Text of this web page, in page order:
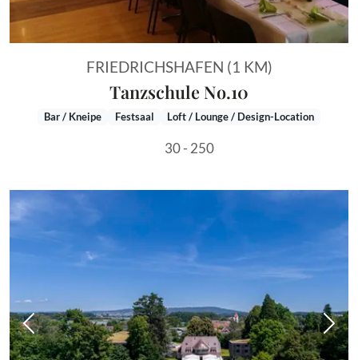
FRIEDRICHSHAFEN (1 KM)
Tanzschule No.10
Bar / Kneipe Festsaal Loft / Lounge / Design-Location
30 - 250
Vorheriges Bild